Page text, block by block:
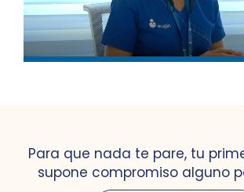
Para que nada te pare, tu
supone compromiso alguno